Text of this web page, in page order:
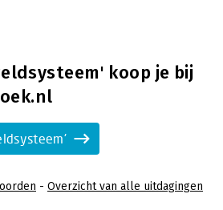
koop je bij
- Overzicht van alle uitdagingen